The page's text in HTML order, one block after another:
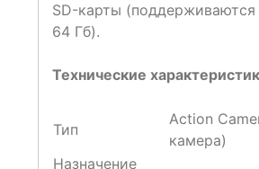
SD-карты
64 Гб).
Технические
Тип
Action
камера)
Назначение